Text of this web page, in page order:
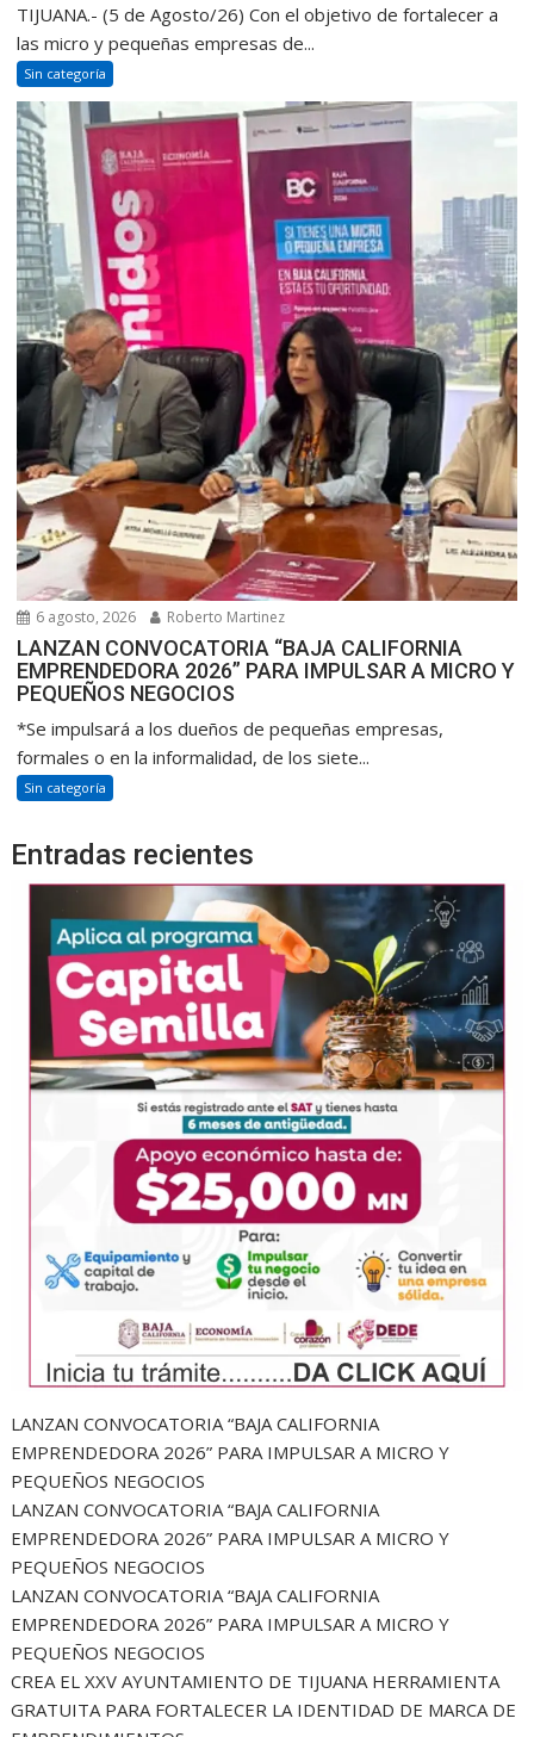
TIJUANA.- (5 de Agosto/26) Con el objetivo de fortalecer a
las micro y pequeñas empresas de...
Sin categoría
6 agosto, 2026 Roberto Martinez
LANZAN CONVOCATORIA “BAJA CALIFORNIA
EMPRENDEDORA 2026” PARA IMPULSAR A MICRO Y
PEQUEÑOS NEGOCIOS
*Se impulsará a los dueños de pequeñas empresas,
formales o en la informalidad, de los siete...
Sin categoría
Entradas recientes
LANZAN CONVOCATORIA “BAJA CALIFORNIA
EMPRENDEDORA 2026” PARA IMPULSAR A MICRO Y
PEQUEÑOS NEGOCIOS
LANZAN CONVOCATORIA “BAJA CALIFORNIA
EMPRENDEDORA 2026” PARA IMPULSAR A MICRO Y
PEQUEÑOS NEGOCIOS
LANZAN CONVOCATORIA “BAJA CALIFORNIA
EMPRENDEDORA 2026” PARA IMPULSAR A MICRO Y
PEQUEÑOS NEGOCIOS
CREA EL XXV AYUNTAMIENTO DE TIJUANA HERRAMIENTA
GRATUITA PARA FORTALECER LA IDENTIDAD DE MARCA DE